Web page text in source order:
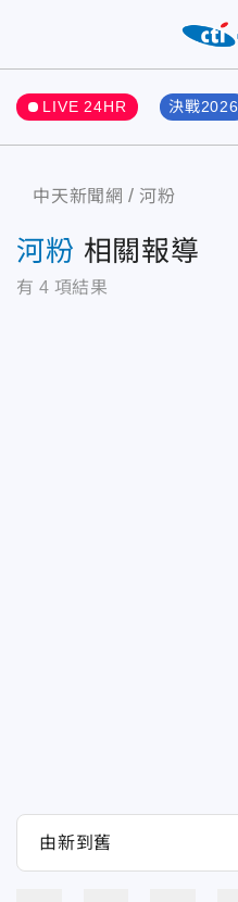
LIVE 24HR 決戰2026
中天新聞網 河粉
河粉 相關報導
有 4 項結果